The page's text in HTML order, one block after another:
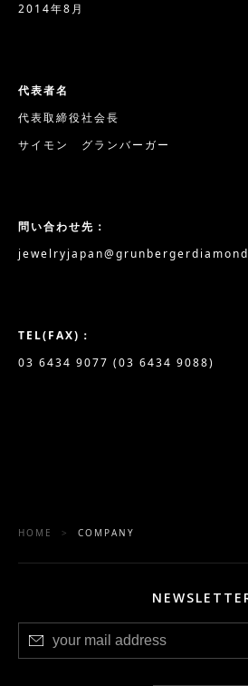
2014年8月
代表者名
代表取締役社会長
サイモン グランバーガー
問い合わせ先：
TEL(FAX)：
03 6434 9077 (03 6434 9088)
HOME > COMPANY